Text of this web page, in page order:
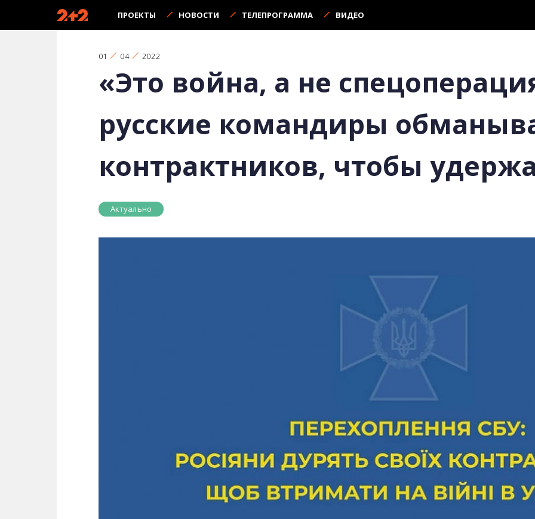
ПРОЕКТЫ НОВОСТИ ТЕЛЕПРОГРАММА ВИДЕО
01 04 2022
«Это война, а не
русские командиры
контрактников, чтобы
Актуально